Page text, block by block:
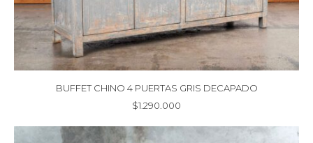
BUFFET CHINO 4 PUERTAS GRIS DECAPADO
$1.290.000